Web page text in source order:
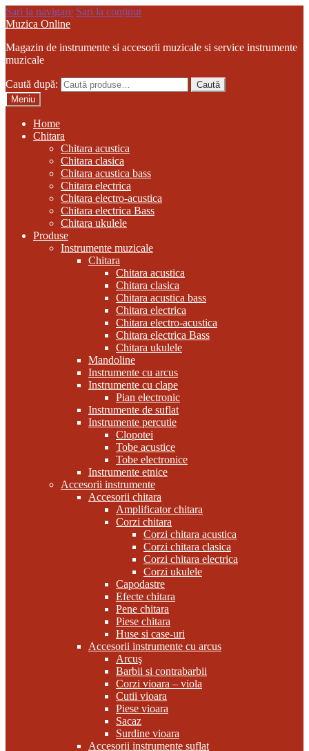
Sari la navigare Sari la conținut
Muzica Online
Magazin de instrumente si accesorii muzicale si service instrumente
muzicale
Caută după:
Caută
Meniu
Home
Chitara
Chitara acustica
Chitara clasica
Chitara acustica bass
Chitara electrica
Chitara electro-acustica
Chitara electrica Bass
Chitara ukulele
Produse
Instrumente muzicale
Chitara
Chitara acustica
Chitara clasica
Chitara acustica bass
Chitara electrica
Chitara electro-acustica
Chitara electrica Bass
Chitara ukulele
Mandoline
Instrumente cu arcus
Instrumente cu clape
Pian electronic
Instrumente de suflat
Instrumente percutie
Clopotei
Tobe acustice
Tobe electronice
Instrumente etnice
Accesorii instrumente
Accesorii chitara
Amplificator chitara
Corzi chitara
Corzi chitara acustica
Corzi chitara clasica
Corzi chitara electrica
Corzi ukulele
Capodastre
Efecte chitara
Pene chitara
Piese chitara
Huse si case-uri
Accesorii instrumente cu arcus
Arcuş
Barbii si contrabarbii
Corzi vioara – viola
Cutii vioara
Piese vioara
Sacaz
Surdine vioara
Accesorii instrumente suflat